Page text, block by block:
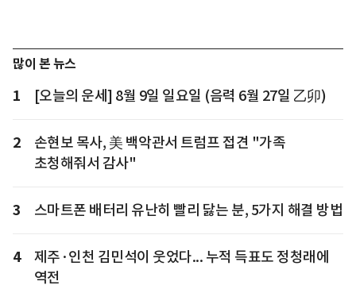
많이 본 뉴스
1 [오늘의 운세] 8월 9일 일요일 (음력 6월 27일 乙卯)
2
손현보 목사, 美 백악관서 트럼프 접견 "가족
초청해줘서 감사"
3 스마트폰 배터리 유난히 빨리 닳는 분, 5가지 해결 방법
4
제주·인천 김민석이 웃었다... 누적 득표도 정청래에
역전